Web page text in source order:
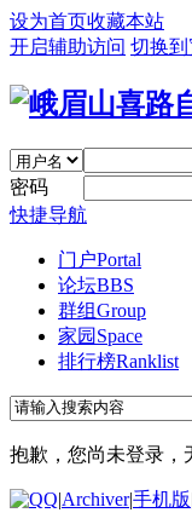
设为首页收藏本站
开启辅助访问 切换到
密码
快捷导航
门户Portal
论坛BBS
群组Group
家园 Space
排行榜Ranklist
抱歉，您尚未登录，
|Archiver|手机版